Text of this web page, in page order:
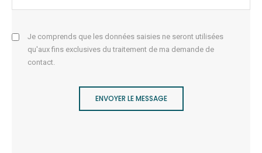
Je comprends que les données saisies ne seront utilisées
qu'aux fins exclusives du traitement de ma demande de
contact.
ENVOYER LE MESSAGE